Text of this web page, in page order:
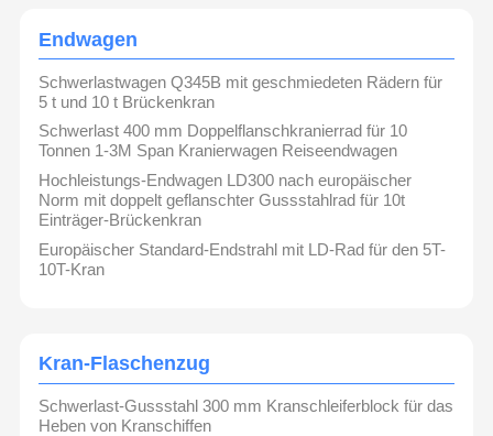
Endwagen
Schwerlastwagen Q345B mit geschmiedeten Rädern für
5 t und 10 t Brückenkran
Schwerlast 400 mm Doppelflanschkranierrad für 10
Tonnen 1-3M Span Kranierwagen Reiseendwagen
Hochleistungs-Endwagen LD300 nach europäischer
Norm mit doppelt geflanschter Gussstahlrad für 10t
Einträger-Brückenkran
Europäischer Standard-Endstrahl mit LD-Rad für den 5T-
10T-Kran
Kran-Flaschenzug
Schwerlast-Gussstahl 300 mm Kranschleiferblock für das
Heben von Kranschiffen